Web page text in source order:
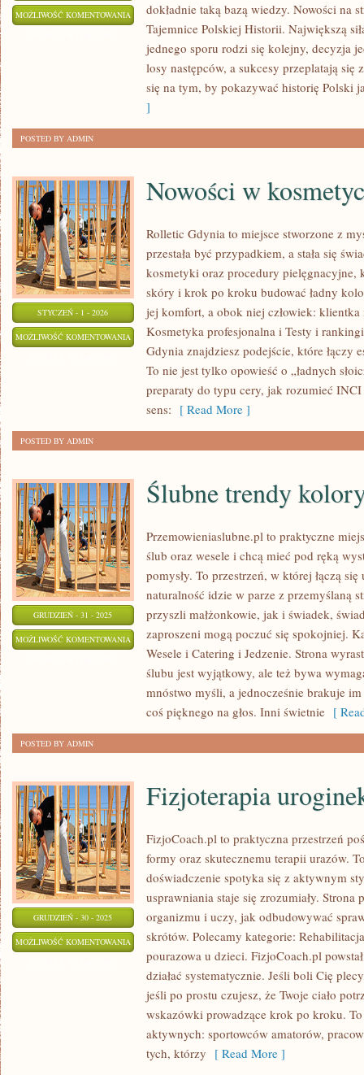
MOŻLIWOŚĆ KOMENTOWANIA POLSKA
OKRESIE
ROZBIORÓW
dokładnie taką bazą wiedzy. Nowości na
Tajemnice Polskiej Historii. Największą
jednego sporu rodzi się kolejny, decyzja
losy następców, a sukcesy przeplatają
się na tym, by pokazywać historię Polski
]
POSTED BY ADMIN
STYCZEŃ - 1 - 2026
MOŻLIWOŚĆ KOMENTOWANIA NOWOŚCI
KOSMETYCE
Nowości w
Rolletic Gdynia to miejsce stworzone z
przestała być przypadkiem, a stała się
kosmetyki oraz procedury pielęgnacyjne,
skóry i krok po kroku budować ładny
jej komfort, a obok niej człowiek:
Kosmetyka profesjonalna i Testy i
Gdynia znajdziesz podejście, które łączy
To nie jest tylko opowieść o „ładnych
preparaty do typu cery, jak rozumieć
sens: [ Read More ]
POSTED BY ADMIN
GRUDZIEŃ - 31 - 2025
MOŻLIWOŚĆ KOMENTOWANIA ŚLUBNE
TRENDY
KOLORYSTYCZNE
Ślubne trendy
Przemowieniaslubne.pl to praktyczne
ślub oraz wesele i chcą mieć pod ręką
pomysły. To przestrzeń, w której łączą
naturalność idzie w parze z przemyślaną
przyszli małżonkowie, jak i świadek,
zaproszeni mogą poczuć się spokojniej.
Wesele i Catering i Jedzenie. Strona
ślubu jest wyjątkowy, ale też bywa
mnóstwo myśli, a jednocześnie brakuje
coś pięknego na głos. Inni świetnie [
POSTED BY ADMIN
GRUDZIEŃ - 30 - 2025
MOŻLIWOŚĆ KOMENTOWANIA FIZJOTERAPIA
UROGINEKOLOGICZNA
Fizjoterapia
FizjoCoach.pl to praktyczna przestrzeń
formy oraz skutecznemu terapii urazów.
doświadczenie spotyka się z aktywnym
usprawniania staje się zrozumiały. Strona
organizmu i uczy, jak odbudowywać
skrótów. Polecamy kategorie:
pourazowa u dzieci. FizjoCoach.pl
działać systematycznie. Jeśli boli Cię
jeśli po prostu czujesz, że Twoje ciało
wskazówki prowadzące krok po kroku.
aktywnych: sportowców amatorów,
tych, którzy [ Read More ]